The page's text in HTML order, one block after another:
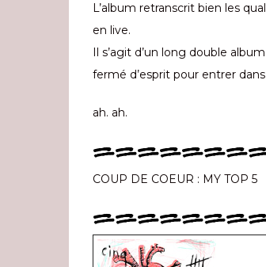
L’album retranscrit bien les
en live.
Il s’agit d’un long double
fermé d’esprit pour entrer
ah. ah.
COUP DE COEUR : MY TOP 5